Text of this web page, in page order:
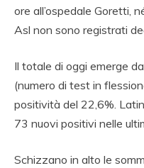
ore all’ospedale Goretti,
Asl non sono registrati
Il totale di oggi emerge
(numero di test in
positività del 22,6%.
73 nuovi positivi nelle
Schizzano in alto le